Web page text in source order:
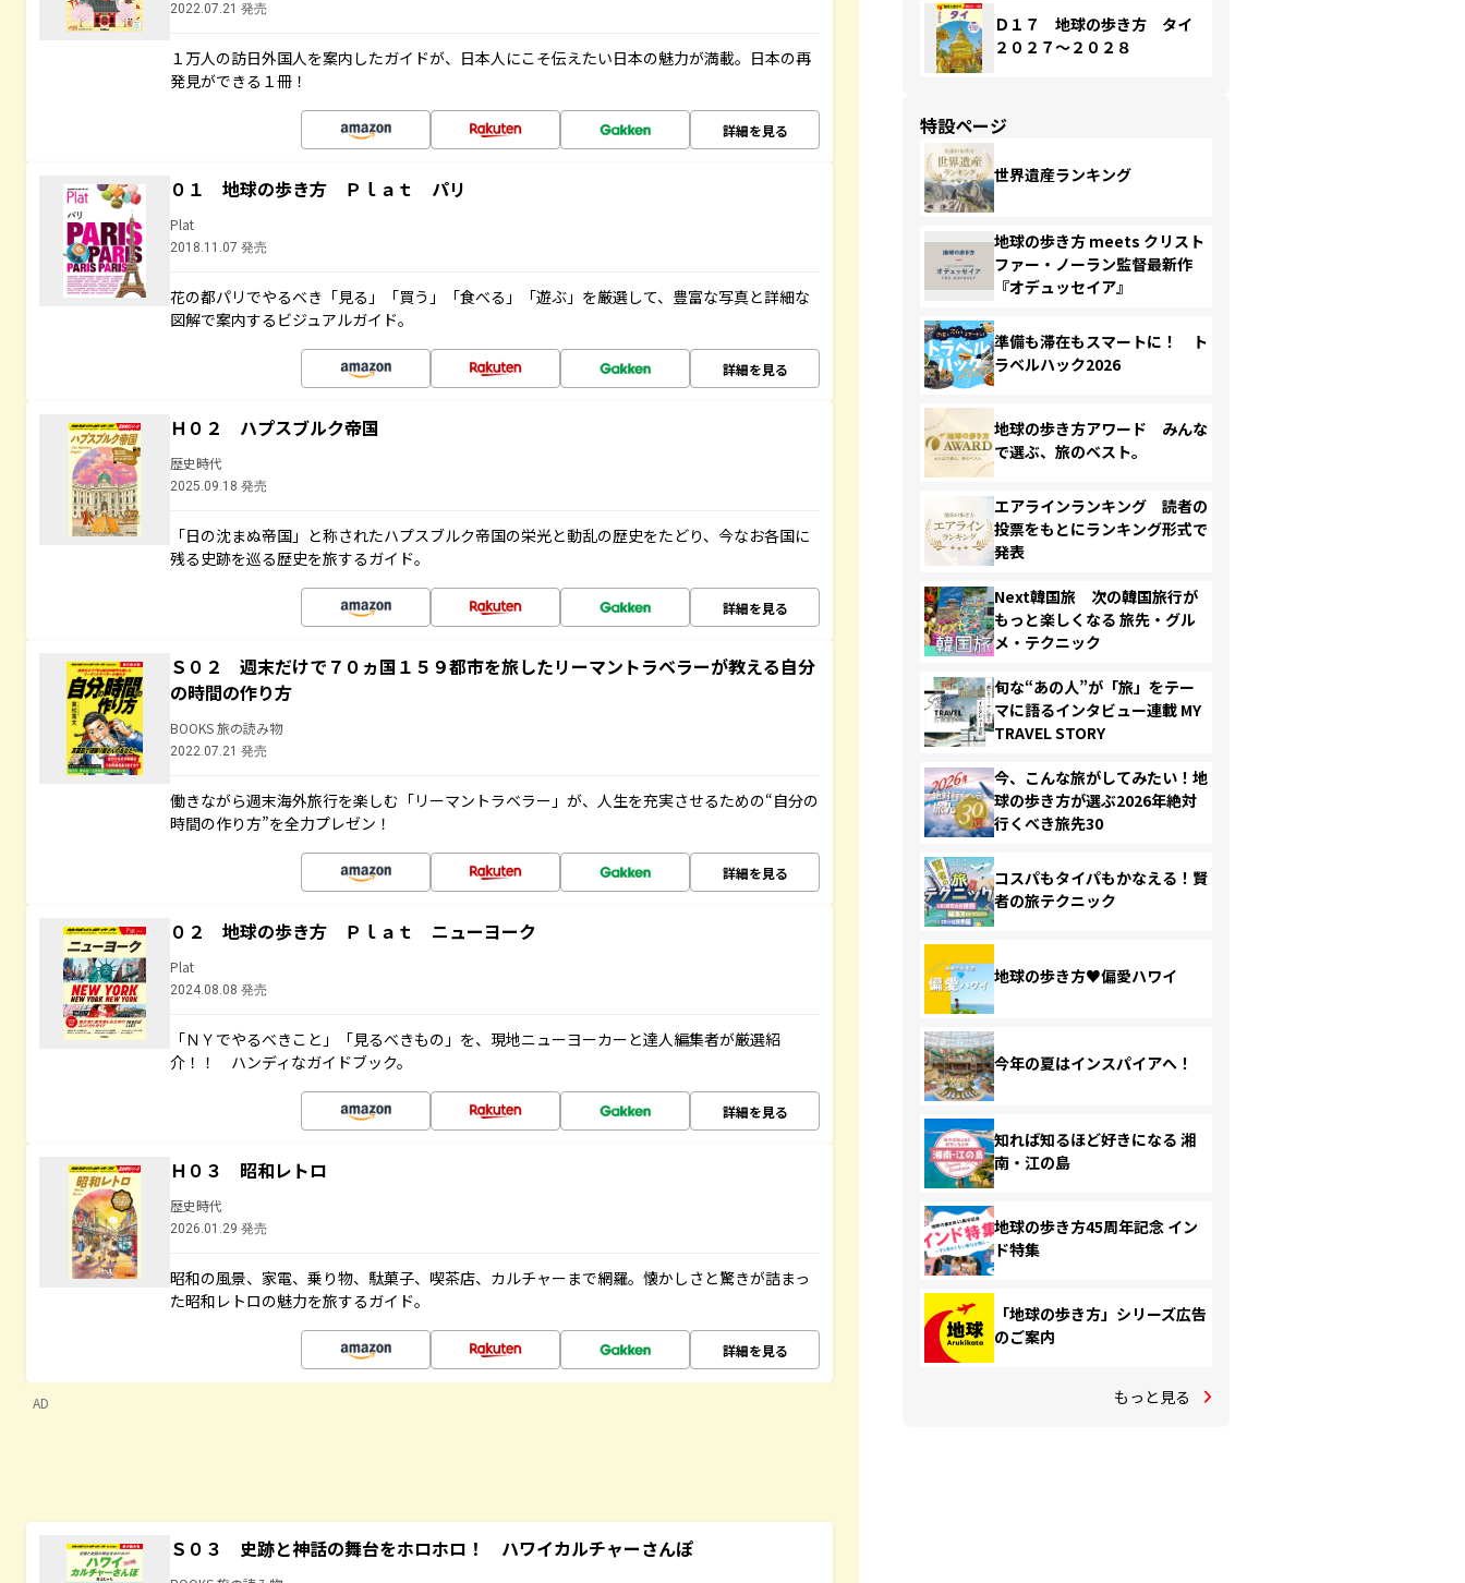
2022.07.21 発売
１万人の訪日外国人を案内したガイドが、日本人にこそ伝えたい日本の魅力が満載。日本の再
発見ができる１冊！
詳細を見る
０１ 地球の歩き方 Ｐｌａｔ パリ
Plat
2018.11.07 発売
花の都パリでやるべき「見る」「買う」「食べる」「遊ぶ」を厳選して、豊富な写真と詳細な
図解で案内するビジュアルガイド。
詳細を見る
Ｈ０２ ハプスブルク帝国
歴史時代
2025.09.18 発売
「日の沈まぬ帝国」と称されたハプスブルク帝国の栄光と動乱の歴史をたどり、今なお各国に
残る史跡を巡る歴史を旅するガイド。
詳細を見る
Ｓ０２ 週末だけで７０ヵ国１５９都市を旅したリーマントラベラーが教える自分
の時間の作り方
BOOKS 旅の読み物
2022.07.21 発売
働きながら週末海外旅行を楽しむ「リーマントラベラー」が、人生を充実させるための“自分の
時間の作り方”を全力プレゼン！
詳細を見る
０２ 地球の歩き方 Ｐｌａｔ ニューヨーク
Plat
2024.08.08 発売
「ＮＹでやるべきこと」「見るべきもの」を、現地ニューヨーカーと達人編集者が厳選紹
介！！ ハンディなガイドブック。
詳細を見る
Ｈ０３ 昭和レトロ
歴史時代
2026.01.29 発売
昭和の風景、家電、乗り物、駄菓子、喫茶店、カルチャーまで網羅。懐かしさと驚きが詰まっ
た昭和レトロの魅力を旅するガイド。
詳細を見る
AD
Ｓ０３ 史跡と神話の舞台をホロホロ！ ハワイカルチャーさんぽ
Ｄ１７ 地球の歩き方 タイ
２０２７～２０２８
特設ページ
世界遺産ランキング
地球の歩き方 meets クリスト
ファー・ノーラン監督最新作
『オデュッセイア』
準備も滞在もスマートに！ ト
ラベルハック2026
地球の歩き方アワード みんな
で選ぶ、旅のベスト。
エアラインランキング 読者の
投票をもとにランキング形式で
発表
Next韓国旅 次の韓国旅行が
もっと楽しくなる 旅先・グル
メ・テクニック
旬な“あの人”が「旅」をテー
マに語るインタビュー連載 MY
TRAVEL STORY
今、こんな旅がしてみたい！地
球の歩き方が選ぶ2026年絶対
行くべき旅先30
コスパもタイパもかなえる！賢
者の旅テクニック
地球の歩き方♥偏愛ハワイ
今年の夏はインスパイアへ！
知れば知るほど好きになる 湘
南・江の島
地球の歩き方45周年記念 イン
ド特集
「地球の歩き方」シリーズ広告
のご案内
もっと見る